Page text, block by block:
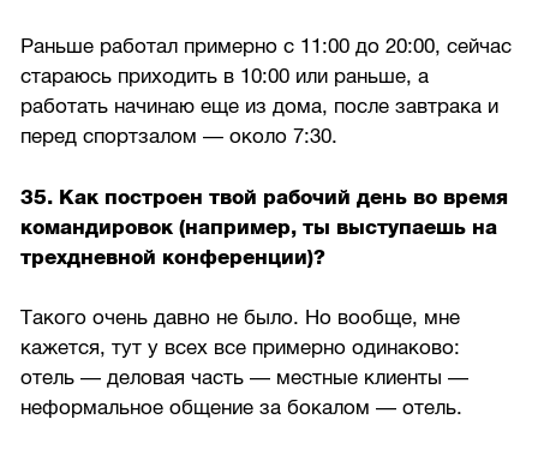
Раньше работал примерно с 11:00 до 20:00, сейчас
стараюсь приходить в 10:00 или раньше, а
работать начинаю еще из дома, после завтрака и
перед спортзалом — около 7:30.
35. Как построен твой рабочий день во время
командировок (например, ты выступаешь на
трехдневной конференции)?
Такого очень давно не было. Но вообще, мне
кажется, тут у всех все примерно одинаково:
отель — деловая часть — местные клиенты —
неформальное общение за бокалом — отель.